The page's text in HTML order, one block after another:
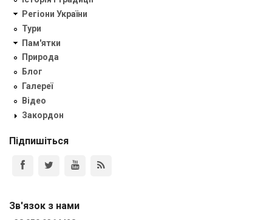
Регіони України
Тури
Пам'ятки
Природа
Блог
Галереї
Відео
Закордон
Підпишіться
Зв'язок з нами